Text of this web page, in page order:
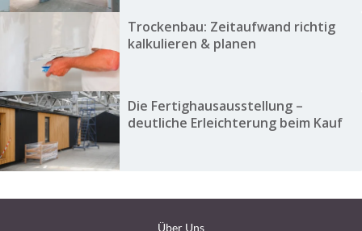
Trockenbau: Zeitaufwand richtig
kalkulieren & planen
Die Fertighausausstellung –
deutliche Erleichterung beim Kauf
Über Uns